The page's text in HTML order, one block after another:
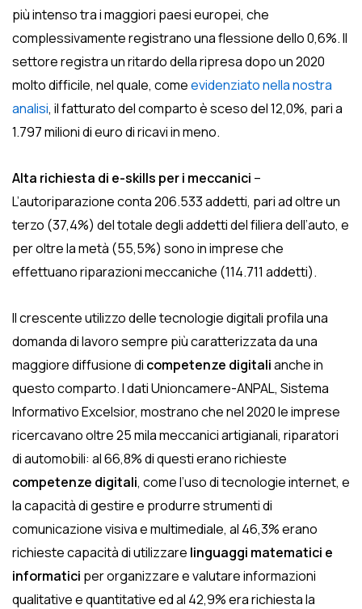
più intenso tra i maggiori paesi europei, che
complessivamente registrano una flessione dello 0,6%. Il
settore registra un ritardo della ripresa dopo un 2020
molto difficile, nel quale, comeevidenziato nella nostra
analisi, il fatturato del comparto è sceso del 12,0%, pari a
1.797 milioni di euro di ricavi in meno.
Alta richiesta di e-skills per i meccanici –
L’autoriparazione conta 206.533 addetti, pari ad oltre un
terzo (37,4%) del totale degli addetti del filiera dell’auto, e
per oltre la metà (55,5%) sono in imprese che
effettuano riparazioni meccaniche (114.711 addetti).
Il crescente utilizzo delle tecnologie digitali profila una
domanda di lavoro sempre più caratterizzata da una
maggiore diffusione di competenze digitalianche in
questo comparto. I dati Unioncamere-ANPAL, Sistema
Informativo Excelsior, mostrano che nel 2020 le imprese
ricercavano oltre 25 mila meccanici artigianali, riparatori
di automobili: al 66,8% di questi erano richieste
competenze digitali, come l’uso di tecnologie internet, e
la capacità di gestire e produrre strumenti di
comunicazione visiva e multimediale, al 46,3% erano
richieste capacità di utilizzare linguaggi matematici e
informatici per organizzare e valutare informazioni
qualitative e quantitative ed al 42,9% era richiesta la